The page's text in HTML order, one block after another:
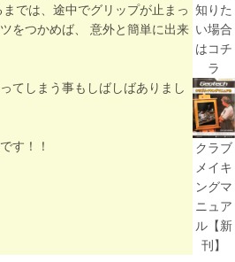
では、途中でグリップが止まっ
をつかめば、 意外と簡単に出来
てしまう事もしばしばありまし
す！！
知りた
い場合
はコチ
ラ
クラブ
メイキ
ングマ
ニュア
ル【新
刊】